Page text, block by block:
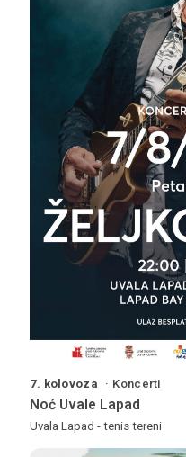
7. kolovoza Koncerti
Noć Uvale Lapad
Uvala Lapad - tenis tereni